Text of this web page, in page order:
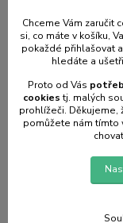
Zahradní
Chceme Vám zaručit
si, co máte v košíku,
pokaždé přihlašovat
hledáte a
Proto od Vás
cookiestj. malých
prohlížeči. Děkujeme,
pomůžete nám tímto